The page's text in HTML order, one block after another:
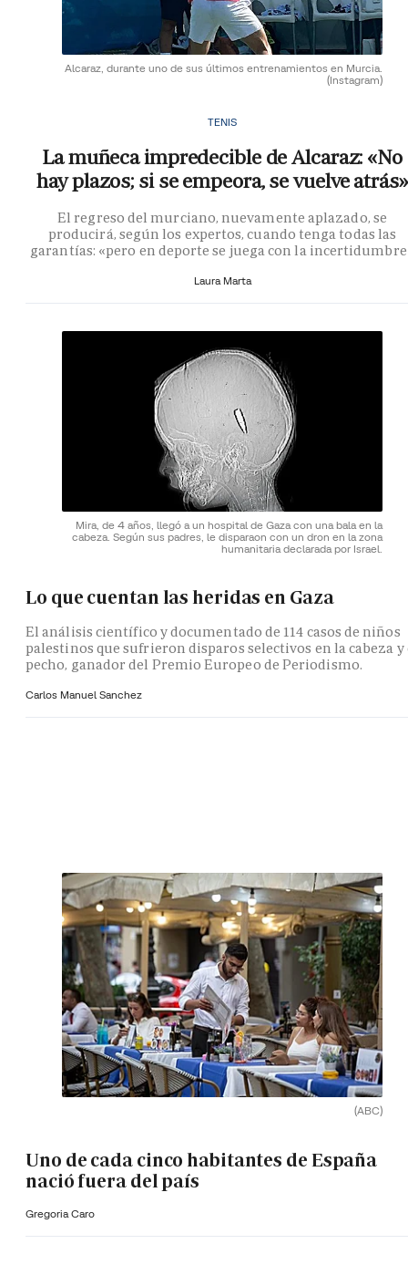
Alcaraz, durante uno de sus últimos entrenamientos en Murcia.
(Instagram)
TENIS
La muñeca impredecible de Alcaraz: «No
hay plazos; si se empeora, se vuelve atrás»
El regreso del murciano, nuevamente aplazado, se
producirá, según los expertos, cuando tenga todas las
garantías: «pero en deporte se juega con la
Laura Marta
Mira, de 4 años, llegó a un hospital de Gaza con una bala en la
cabeza. Según sus padres, le disparaon con un dron en la zona
humanitaria declarada por Israel.
Lo que cuentan las heridas en Gaza
El análisis científico y documentado de 114 casos de niños
palestinos que sufrieron disparos selectivos en la cabeza y
pecho, ganador del Premio Europeo de Periodismo.
Carlos Manuel Sanchez
(ABC)
Uno de cada cinco habitantes de España
nació fuera del país
Gregoria Caro